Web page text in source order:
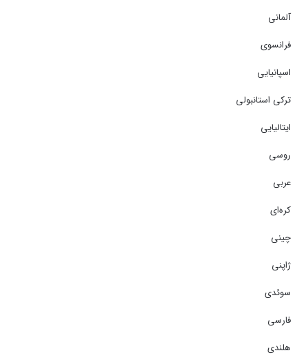
آلمانی
فرانسوی
اسپانیایی
ترکی استانبولی
ایتالیایی
روسی
عربی
کره‌ای
چینی
ژاپنی
سوئدی
فارسی
هلندی